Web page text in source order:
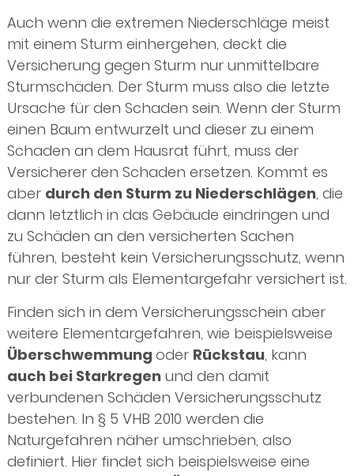
Auch wenn die extremen Niederschläge meist
mit einem Sturm einhergehen, deckt die
Versicherung gegen Sturm nur unmittelbare
Sturmschäden. Der Sturm muss also die letzte
Ursache für den Schaden sein. Wenn der Sturm
einen Baum entwurzelt und dieser zu einem
Schaden an dem Hausrat führt, muss der
Versicherer den Schaden ersetzen. Kommt es
aber durch den Sturm zu Niederschlägen, die
dann letztlich in das Gebäude eindringen und
zu Schäden an den versicherten Sachen
führen, besteht kein Versicherungsschutz, wenn
nur der Sturm als Elementargefahr versichert ist.
Finden sich in dem Versicherungsschein aber
weitere Elementargefahren, wie beispielsweise
Überschwemmung oder Rückstau, kann
auch bei Starkregen und den damit
verbundenen Schäden Versicherungsschutz
bestehen. In § 5 VHB 2010 werden die
Naturgefahren näher umschrieben, also
definiert. Hier findet sich beispielsweise eine